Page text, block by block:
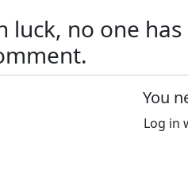
luck, no one
You
Log in